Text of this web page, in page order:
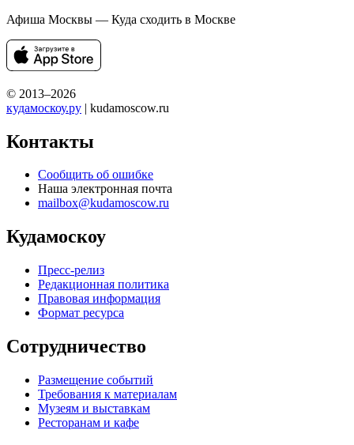
Афиша Москвы — Куда сходить в Москве
© 2013–2026
кудамоскоу.ру | kudamoscow.ru
Контакты
Сообщить об ошибке
Наша электронная почта
mailbox@kudamoscow.ru
Кудамоскоу
Пресс-релиз
Редакционная политика
Правовая информация
Формат ресурса
Сотрудничество
Размещение событий
Требования к материалам
Музеям и выставкам
Ресторанам и кафе